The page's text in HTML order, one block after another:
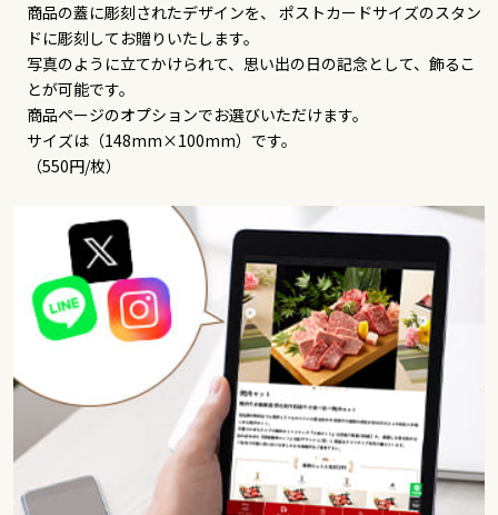
商品の蓋に彫刻されたデザインを、 ポストカードサイズのスタン
ドに彫刻してお贈りいたします。
写真のように立てかけられて、思い出の日の記念として、飾るこ
とが可能です。
商品ページのオプションでお選びいただけます。
サイズは（148mm×100mm）です。
（550円/枚）